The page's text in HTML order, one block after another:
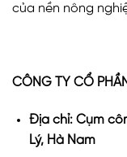
của nền nông
CÔNG TY CỔ
Địa chỉ: Cụm
Lý, Hà Nam